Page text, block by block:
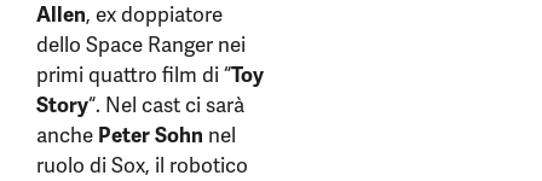
Allen, ex doppiatore
dello Space Ranger nei
primi quattro film di “Toy
Story“. Nel cast ci sarà
anche Peter Sohn nel
ruolo di Sox, il robotico